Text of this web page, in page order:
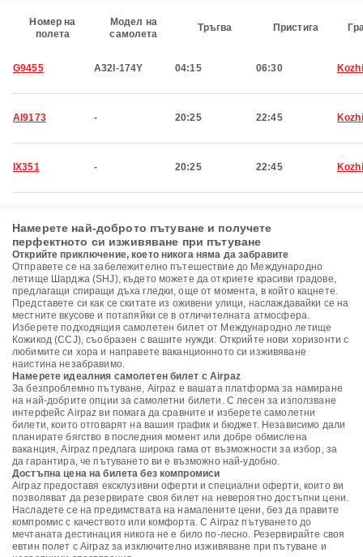
Номер на
полета
Модел на
самолета
Тръгва Пристига
G9455 A32I-174Y 04:15 06:30
AI9173 - 20:25 22:45
IX351 - 20:25 22:45
Намерете най-доброто пътуване и получете
перфектното си изживяване при пътуване
Открийте приключение, което никога няма да забравите
Отправете се на забележително пътешествие до Международно
летище Шарджа (SHJ), където можете да откриете красиви градове,
предлагащи спиращи дъха гледки, още от момента, в който кацнете.
Представете си как се скитате из оживени улици, наслаждавайки се на
местните вкусове и потапяйки се в отличителната атмосфера.
Изберете подходящия самолетен билет от Международно летище
Кожикод (CCJ), съобразен с вашите нужди. Открийте нови хоризонти с
любимите си хора и направете ваканционното си изживяване
наистина незабравимо.
Намерете идеалния самолетен билет с Airpaz
За безпроблемно пътуване, Airpaz е вашата платформа за намиране
на най-добрите опции за самолетни билети. С лесен за използване
интерфейс Airpaz ви помага да сравните и изберете самолетни
билети, които отговарят на вашия график и бюджет. Независимо дали
планирате бягство в последния момент или добре обмислена
ваканция, Airpaz предлага широка гама от възможности за избор, за
да гарантира, че пътуването ви е възможно най-удобно.
Достъпна цена на билета без компромиси
Airpaz предоставя ексклузивни оферти и специални оферти, които ви
позволяват да резервирате своя билет на невероятно достъпни цени.
Насладете се на предимствата на намалените цени, без да правите
компромис с качеството или комфорта. С Airpaz пътуването до
мечтаната дестинация никога не е било по-лесно. Резервирайте своя
евтин полет с Airpaz за изключително изживяване при пътуване и